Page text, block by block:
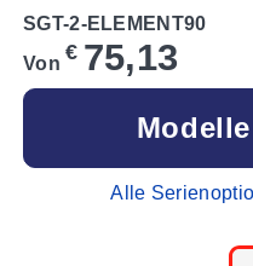
SGT-2-ELEMENT90
Von € 75,13
Alle